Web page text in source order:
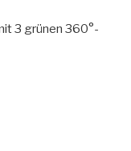
3 grünen 360°-